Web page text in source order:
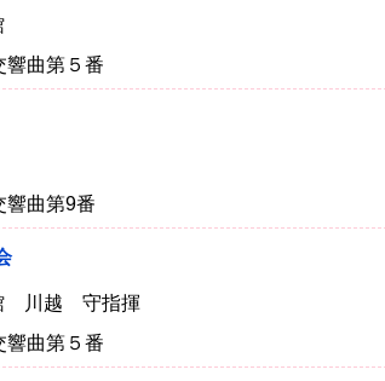
曲第５番
曲第9番
川越 守指揮
曲第５番